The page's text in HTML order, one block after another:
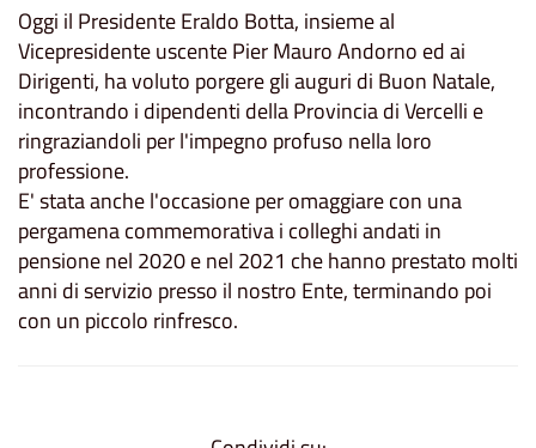
Oggi il Presidente Eraldo Botta, insieme al
Vicepresidente uscente Pier Mauro Andorno ed ai
Dirigenti, ha voluto porgere gli auguri di Buon Natale,
incontrando i dipendenti della Provincia di Vercelli e
ringraziandoli per l'impegno profuso nella loro
professione.
E' stata anche l'occasione per omaggiare con una
pergamena commemorativa i colleghi andati in
pensione nel 2020 e nel 2021 che hanno prestato molti
anni di servizio presso il nostro Ente, terminando poi
con un piccolo rinfresco.